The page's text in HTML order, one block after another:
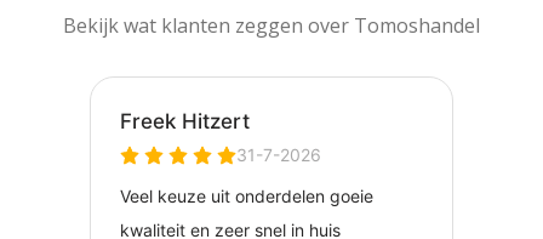
Bekijk wat klanten zeggen over Tomoshandel